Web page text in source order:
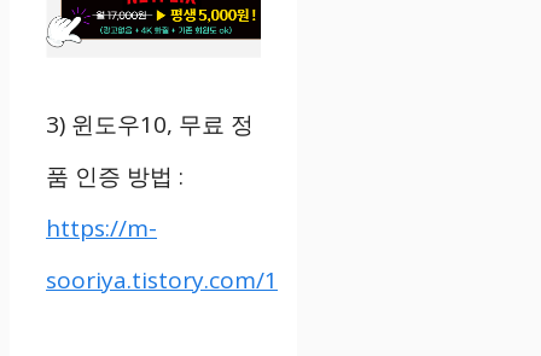
3) 윈도우10, 무료 정
품 인증 방법 :
https://m-
sooriya.tistory.com/1